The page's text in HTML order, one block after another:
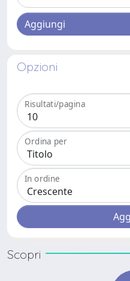
Aggiungi
Opzioni
Risultati/pagina
Ordina per
In ordine
Scopri